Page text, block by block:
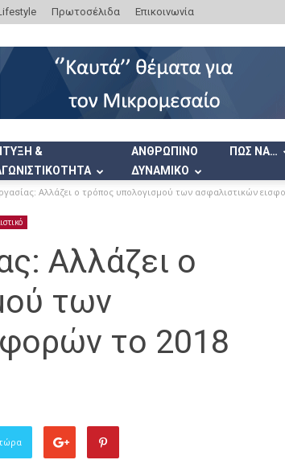
Πρωτοσέλιδα Επικοινωνία
&
ΑΝΘΡΩΠΙΝΟ
ΔΥΝΑΜΙΚΟ
ΠΩΣ ΝΑ…
Αλλάζει ο τρόπος υπολογισμού των ασφαλιστικών
Αλλάζει ο
των
το 2018